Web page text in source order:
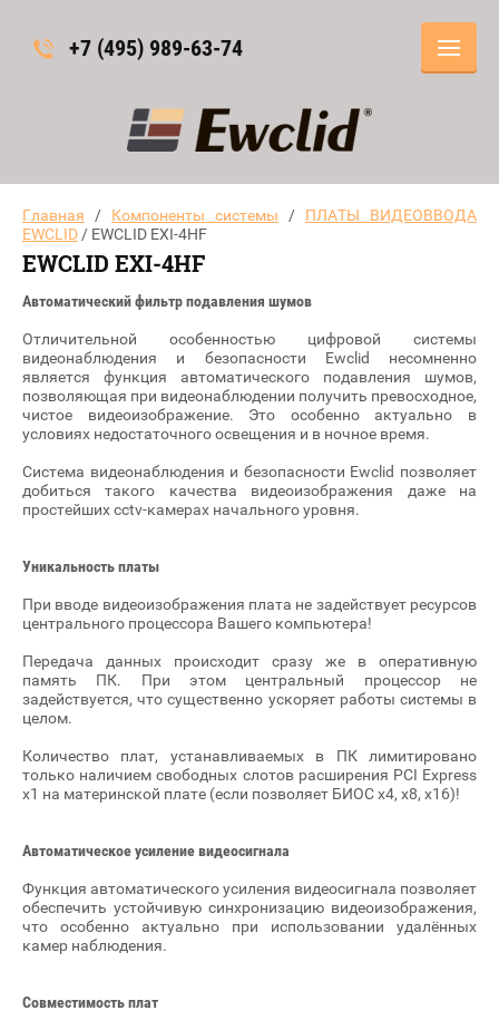
+7 (495) 989-63-74
Главная / Компоненты системы / ПЛАТЫ ВИДЕОВВОДА
EWCLID / EWCLID EXI-4HF
EWCLID EXI-4HF
Автоматический фильтр подавления шумов
Отличительной особенностью цифровой системы
видеонаблюдения и безопасности Ewclid несомненно
является функция автоматического подавления шумов,
позволяющая при видеонаблюдении получить превосходное,
чистое видеоизображение. Это особенно актуально в
условиях недостаточного освещения и в ночное время.
Система видеонаблюдения и безопасности Ewclid позволяет
добиться такого качества видеоизображения даже на
простейших cctv-камерах начального уровня.
Уникальность платы
При вводе видеоизображения плата не задействует ресурсов
центрального процессора Вашего компьютера!
Передача данных происходит сразу же в оперативную
память ПК. При этом центральный процессор не
задействуется, что существенно ускоряет работы системы в
целом.
Количество плат, устанавливаемых в ПК лимитировано
только наличием свободных слотов расширения PCI Express
x1 на материнской плате (если позволяет БИОС x4, x8, x16)!
Автоматическое усиление видеосигнала
Функция автоматического усиления видеосигнала позволяет
обеспечить устойчивую синхронизацию видеоизображения,
что особенно актуально при использовании удалённых
камер наблюдения.
Совместимость плат